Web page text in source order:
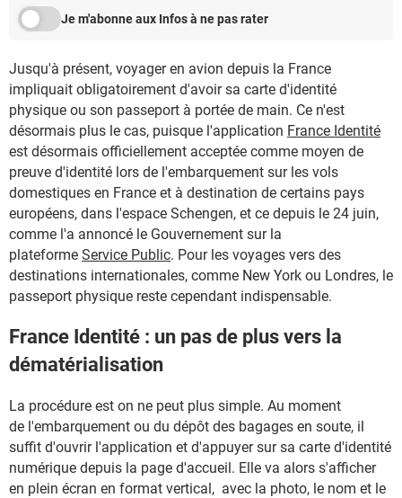
Je m'abonne aux Infos à ne pas rater
Jusqu'à présent, voyager en avion depuis la France
impliquait obligatoirement d'avoir sa carte d'identité
physique ou son passeport à portée de main. Ce n'est
désormais plus le cas, puisque l'application France Identité
est désormais officiellement acceptée comme moyen de
preuve d'identité lors de l'embarquement sur les vols
domestiques en France et à destination de certains pays
européens, dans l'espace Schengen, et ce depuis le 24 juin,
comme l'a annoncé le Gouvernement sur la
plateforme Service Public. Pour les voyages vers des
destinations internationales, comme New York ou Londres, le
passeport physique reste cependant indispensable.
France Identité : un pas de plus vers la
dématérialisation
La procédure est on ne peut plus simple. Au moment
de l'embarquement ou du dépôt des bagages en soute, il
suffit d'ouvrir l'application et d'appuyer sur sa carte d'identité
numérique depuis la page d'accueil. Elle va alors s'afficher
en plein écran en format vertical, avec la photo, le nom et le